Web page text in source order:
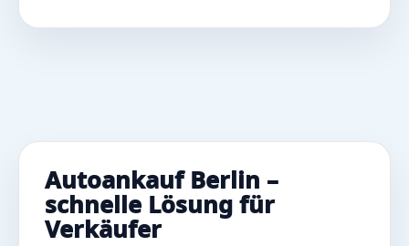
Autoankauf Berlin –
schnelle Lösung für
Verkäufer